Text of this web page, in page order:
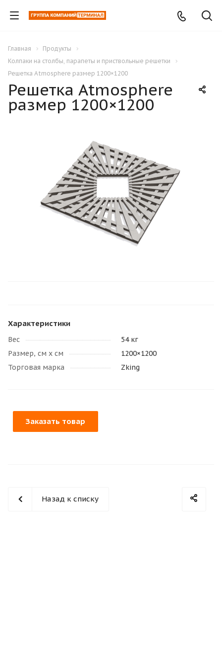
Главная
Продукты
Колпаки на столбы, парапеты и приствольные решетки
Решетка Atmosphere размер 1200×1200
Решетка Atmosphere
размер 1200×1200
Характеристики
Вес
54 кг
Размер, см х см
1200×1200
Торговая марка
Zking
Заказать товар
Назад к списку